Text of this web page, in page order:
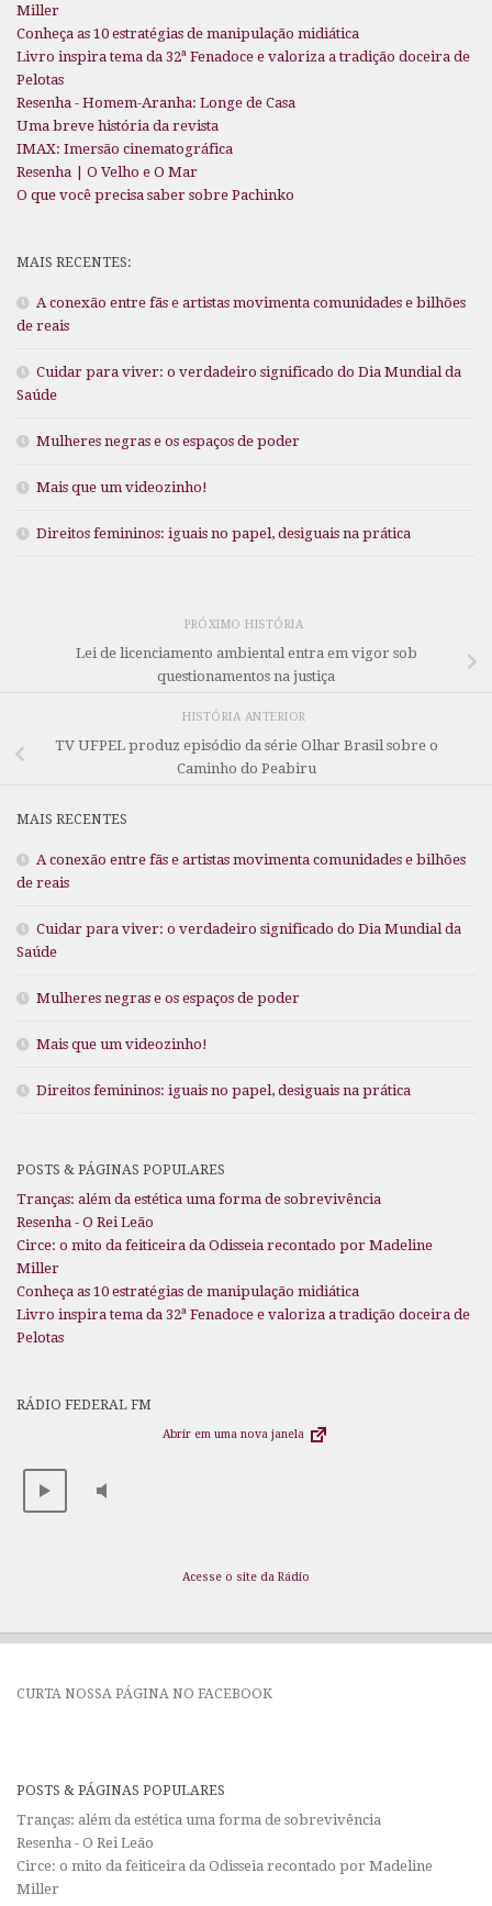
Miller
Conheça as 10 estratégias de manipulação midiática
Livro inspira tema da 32ª Fenadoce e valoriza a tradição doceira de
Pelotas
Resenha - Homem-Aranha: Longe de Casa
Uma breve história da revista
IMAX: Imersão cinematográfica
Resenha | O Velho e O Mar
O que você precisa saber sobre Pachinko
MAIS RECENTES:
A conexão entre fãs e artistas movimenta comunidades e bilhões
de reais
Cuidar para viver: o verdadeiro significado do Dia Mundial da
Saúde
Mulheres negras e os espaços de poder
Mais que um videozinho!
Direitos femininos: iguais no papel, desiguais na prática
PRÓXIMO HISTÓRIA
Lei de licenciamento ambiental entra em vigor sob
questionamentos na justiça
HISTÓRIA ANTERIOR
TV UFPEL produz episódio da série Olhar Brasil sobre o
Caminho do Peabiru
MAIS RECENTES
A conexão entre fãs e artistas movimenta comunidades e bilhões
de reais
Cuidar para viver: o verdadeiro significado do Dia Mundial da
Saúde
Mulheres negras e os espaços de poder
Mais que um videozinho!
Direitos femininos: iguais no papel, desiguais na prática
POSTS & PÁGINAS POPULARES
Tranças: além da estética uma forma de sobrevivência
Resenha - O Rei Leão
Circe: o mito da feiticeira da Odisseia recontado por Madeline
Miller
Conheça as 10 estratégias de manipulação midiática
Livro inspira tema da 32ª Fenadoce e valoriza a tradição doceira de
Pelotas
RÁDIO FEDERAL FM
Abrir em uma nova janela
Acesse o site da Rádio
CURTA NOSSA PÁGINA NO FACEBOOK
POSTS & PÁGINAS POPULARES
Tranças: além da estética uma forma de sobrevivência
Resenha - O Rei Leão
Circe: o mito da feiticeira da Odisseia recontado por Madeline
Miller